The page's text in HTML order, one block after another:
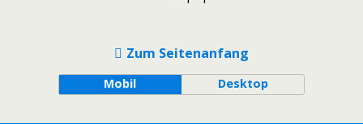
Zum Seitenanfang
Mobil Desktop